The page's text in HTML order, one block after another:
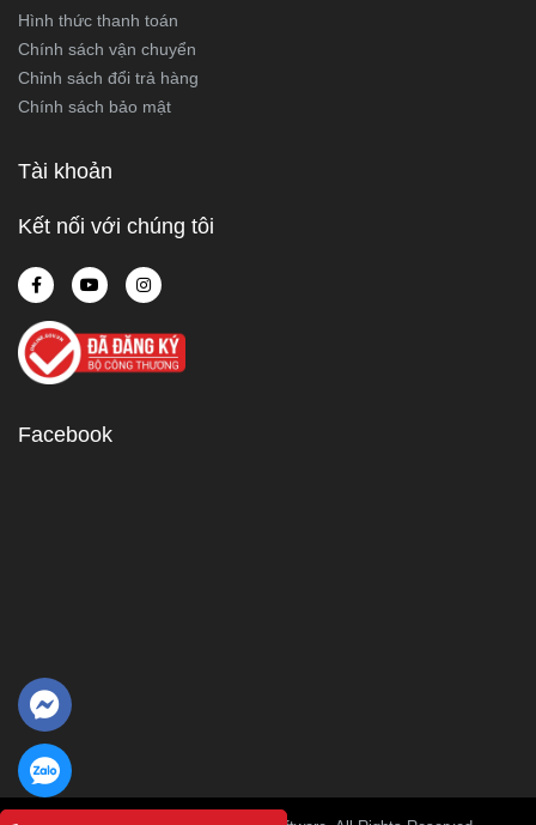
Hình thức thanh toán
Chính sách vận chuyển
Chỉnh sách đổi trả hàng
Chính sách bảo mật
Tài khoản
Kết nối với chúng tôi
Facebook